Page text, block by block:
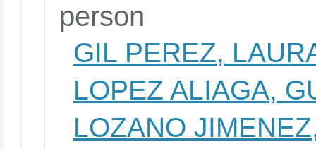
person
GIL PEREZ,
LOPEZ ALIAGA,
LOZANO